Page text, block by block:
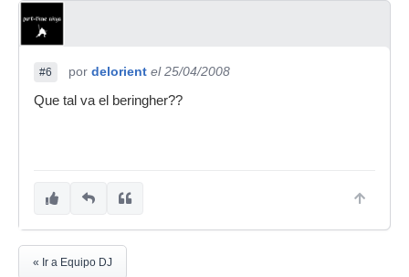
#6 por delorient el 25/04/2008
Que tal va el beringher??
« Ir a Equipo DJ